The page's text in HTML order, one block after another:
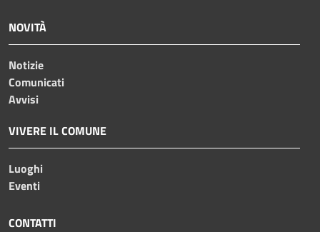
NOVITÀ
Notizie
Comunicati
Avvisi
VIVERE IL COMUNE
Luoghi
Eventi
CONTATTI